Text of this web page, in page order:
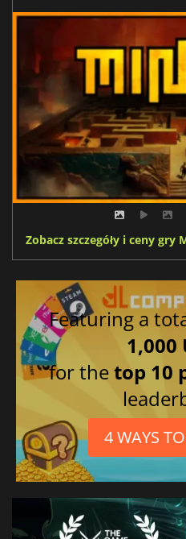
Zobacz szczegóły i ceny gry
Featuring a
1,000
for thetop 10
4 WAYS